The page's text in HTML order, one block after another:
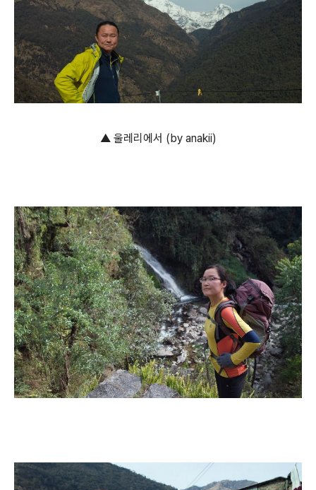
▲ 울레리에서 (by anakii)